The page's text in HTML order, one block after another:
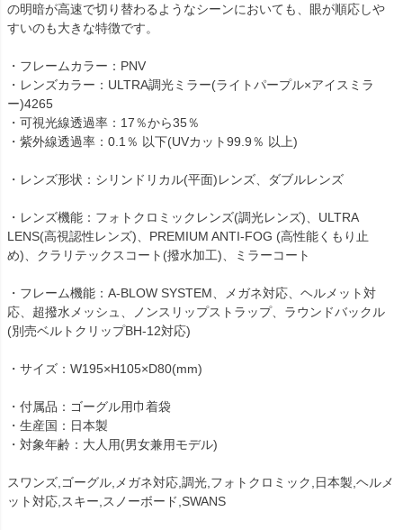
の明暗が高速で切り替わるようなシーンにおいても、眼が順応しや
すいのも大きな特徴です。
・フレームカラー：PNV
・レンズカラー：ULTRA調光ミラー(ライトパープル×アイスミラ
ー)4265
・可視光線透過率：17％から35％
・紫外線透過率：0.1％ 以下(UVカット99.9％ 以上)
・レンズ形状：シリンドリカル(平面)レンズ、ダブルレンズ
・レンズ機能：フォトクロミックレンズ(調光レンズ)、ULTRA
LENS(高視認性レンズ)、PREMIUM ANTI-FOG (高性能くもり止
め)、クラリテックスコート(撥水加工)、ミラーコート
・フレーム機能：A-BLOW SYSTEM、メガネ対応、ヘルメット対
応、超撥水メッシュ、ノンスリップストラップ、ラウンドバックル
(別売ベルトクリップBH-12対応)
・サイズ：W195×H105×D80(mm)
・付属品：ゴーグル用巾着袋
・生産国：日本製
・対象年齢：大人用(男女兼用モデル)
スワンズ,ゴーグル,メガネ対応,調光,フォトクロミック,日本製,ヘルメ
ット対応,スキー,スノーボード,SWANS